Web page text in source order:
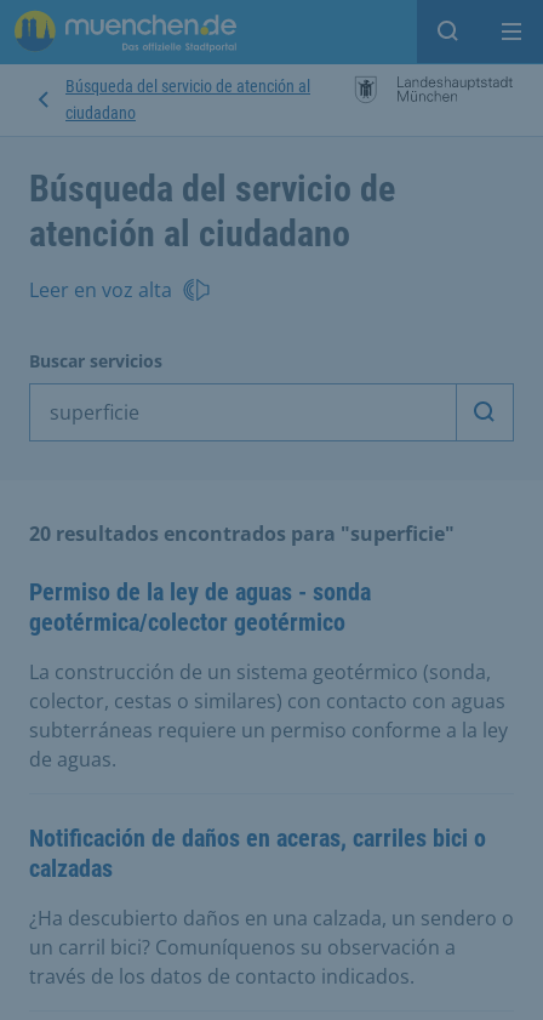
Open
Búsqueda del servicio de atención al
ciudadano
Búsqueda del servicio de
atención al ciudadano
Leer en voz alta
Buscar servicios
20 resultados encontrados para "superficie"
Permiso de la ley de aguas - sonda
geotérmica/colector geotérmico
La construcción de un sistema geotérmico (sonda,
colector, cestas o similares) con contacto con aguas
subterráneas requiere un permiso conforme a la ley
de aguas.
Notificación de daños en aceras, carriles bici o
calzadas
¿Ha descubierto daños en una calzada, un sendero o
un carril bici? Comuníquenos su observación a
través de los datos de contacto indicados.